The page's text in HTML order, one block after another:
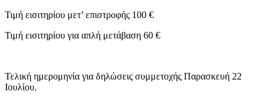
Τιμή εισιτηρίου μετ’ επιστροφής 100 €
Τιμή εισιτηρίου για απλή μετάβαση 60 €
Τελική ημερομηνία για δηλώσεις συμμετοχής Παρασκευή 22
Ιουλίου.